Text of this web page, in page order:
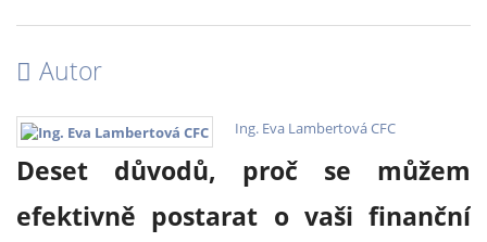
Autor
Ing. Eva Lambertová CFC
Deset důvodů, proč se můžem
efektivně postarat o vaši finanční